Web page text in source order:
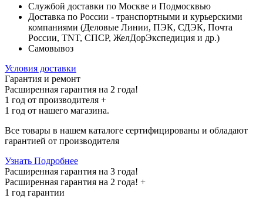
Службой доставки по Москве и Подмосквью
Доставка по России - транспортными и курьерскими
компаниями (Деловые Линии, ПЭК, СДЭК, Почта
России, TNT, СПСР, ЖелДорЭкспедиция и др.)
Самовывоз
Условия доставки
Гарантия и ремонт
Расширенная гарантия на 2 года!
1 год от производителя +
1 год от нашего магазина.
Все товары в нашем каталоге сертифицированы и обладают
гарантией от производителя
Узнать Подробнее
Расширенная гарантия на 3 года!
Расширенная гарантия на 2 года! +
1 год гарантии